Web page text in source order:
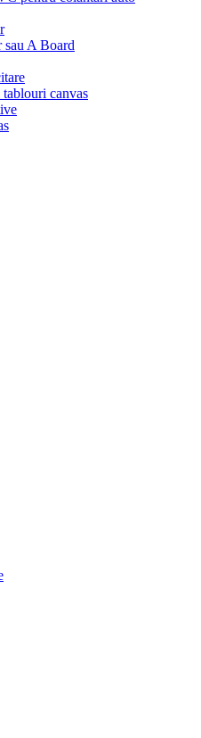
sau A Board
canvas